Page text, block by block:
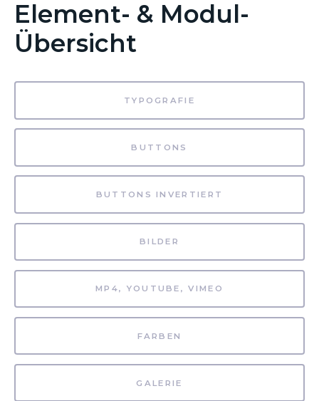
Element- & Modul-
Übersicht
TYPOGRAFIE
BUTTONS
BUTTONS INVERTIERT
BILDER
MP4, YOUTUBE, VIMEO
FARBEN
GALERIE